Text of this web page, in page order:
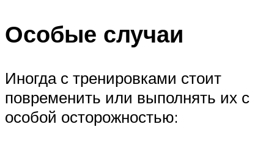
Особые случаи
Иногда с тренировками стоит
повременить или выполнять их с
особой осторожностью: